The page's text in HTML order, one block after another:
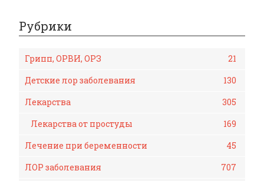
Рубрики
Грипп, ОРВИ, ОРЗ
21
Детские лор заболевания
130
Лекарства
305
Лекарства от простуды
169
Лечение при беременности
45
ЛОР заболевания
707